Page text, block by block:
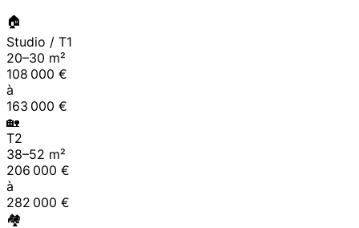
🏠
Studio / T1
20–30 m²
108 000 €
à
163 000 €
🏡
T2
38–52 m²
206 000 €
à
282 000 €
🏘